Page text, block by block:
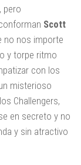
, pero
Scott
no nos importe
y torpe ritmo
con los
misterioso
Challengers,
en secreto y no
y sin atractivo